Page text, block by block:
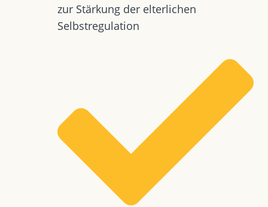
zur Stärkung der elterlichen
Selbstregulation